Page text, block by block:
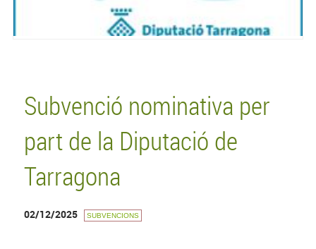
Subvenció nominativa per
part de la Diputació de
Tarragona
02/12/2025 SUBVENCIONS